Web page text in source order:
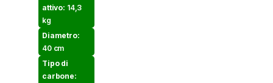
attivo: 14,3
kg
Diametro:
40 cm
Tipo di
carbone: